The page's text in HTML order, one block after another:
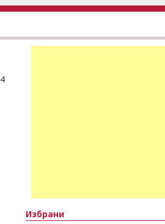
4
Избрани